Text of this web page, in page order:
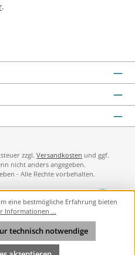
.
zzgl. Versandkosten und ggf.
nicht anders angegeben.
- Alle Rechte vorbehalten.
eine bestmögliche Erfahrung bieten
Informationen ...
technisch notwendige